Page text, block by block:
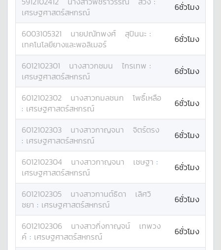
เศรษฐศาสตร์สหกรณ์
6ชั่วโมง
6003105321 นายปณัทพงศ์ สุปินนะ :
เทคโนโลยียางและพอลิเมอร์
6ชั่วโมง
6012102301 นางสาวกชมน ไกรเทพ :
เศรษฐศาสตร์สหกรณ์
6ชั่วโมง
6012102302 นางสาวกมลชนก
โพธิ์เหลือ
: เศรษฐศาสตร์สหกรณ์ 6ชั่วโมง
6012102303 นางสาวกาญจนา
จิตร์ตรง
: เศรษฐศาสตร์สหกรณ์ 6ชั่วโมง
6012102304 นางสาวกาญจนา เชษฐา :
เศรษฐศาสตร์สหกรณ์
6ชั่วโมง
6012102305 นางสาวกานต์ธิดา
เลิศวิ
ชยา : เศรษฐศาสตร์สหกรณ์ 6ชั่วโมง
6012102306 นางสาวกิ่งกาญจน์
เทพวง
ค์ : เศรษฐศาสตร์สหกรณ์ 6ชั่วโมง